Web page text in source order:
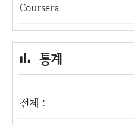
Coursera
통계
전체 :